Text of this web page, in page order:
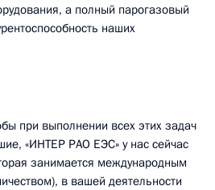
а полный парогазовый
наших
при выполнении всех этих задач
«ИНТЕР РАО ЕЭС» у нас сейчас
занимается международным
в вашей деятельности